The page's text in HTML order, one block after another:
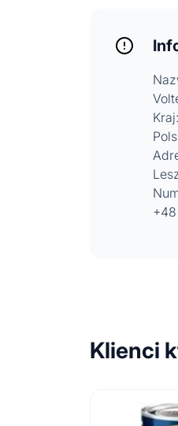
Kraj:
Klienci